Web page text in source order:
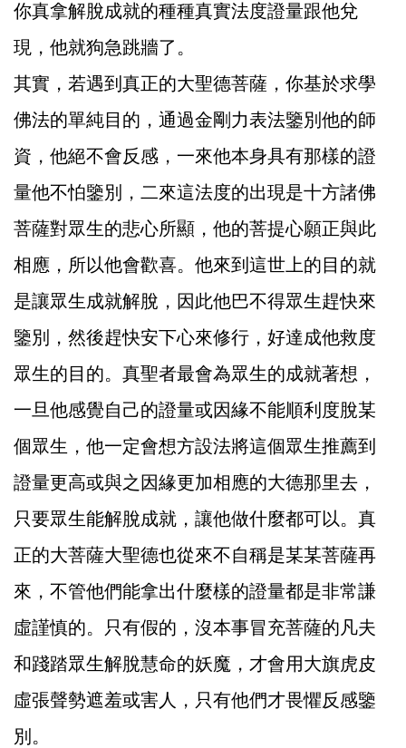
你真拿解脫成就的種種真實法度證量跟他兌
現，他就狗急跳牆了。
其實，若遇到真正的大聖德菩薩，你基於求學
佛法的單純目的，通過金剛力表法鑒別他的師
資，他絕不會反感，一來他本身具有那樣的證
量他不怕鑒別，二來這法度的出現是十方諸佛
菩薩對眾生的悲心所顯，他的菩提心願正與此
相應，所以他會歡喜。他來到這世上的目的就
是讓眾生成就解脫，因此他巴不得眾生趕快來
鑒別，然後趕快安下心來修行，好達成他救度
眾生的目的。真聖者最會為眾生的成就著想，
一旦他感覺自己的證量或因緣不能順利度脫某
個眾生，他一定會想方設法將這個眾生推薦到
證量更高或與之因緣更加相應的大德那里去，
只要眾生能解脫成就，讓他做什麼都可以。真
正的大菩薩大聖德也從來不自稱是某某菩薩再
來，不管他們能拿出什麼樣的證量都是非常謙
虛謹慎的。只有假的，沒本事冒充菩薩的凡夫
和踐踏眾生解脫慧命的妖魔，才會用大旗虎皮
虛張聲勢遮羞或害人，只有他們才畏懼反感鑒
別。